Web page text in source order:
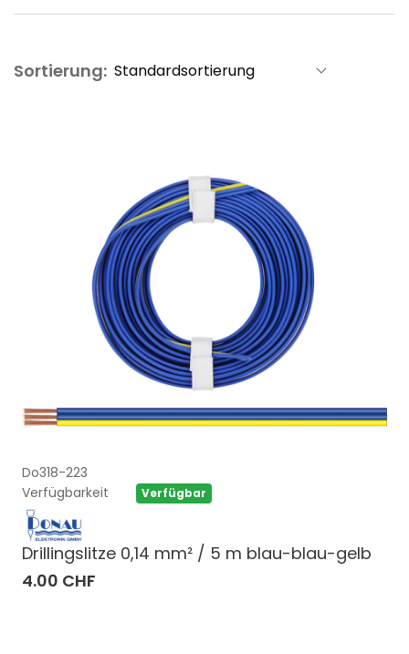
Sortierung:
Do318-223
Verfügbarkeit
Verfügbar
Drillingslitze 0,14 mm² / 5 m blau-blau-gelb
4.00 CHF